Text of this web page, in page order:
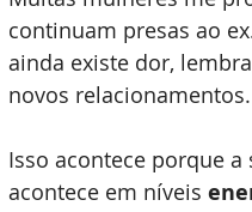
continuam presas ao
ainda existe dor,
novos relacionamentos.
Isso acontece porque
acontece em níveis